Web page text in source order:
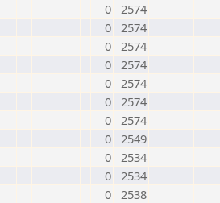
0 2574
0 2574
0 2574
0 2574
0 2574
0 2574
0 2574
0 2549
0 2534
0 2534
0 2538